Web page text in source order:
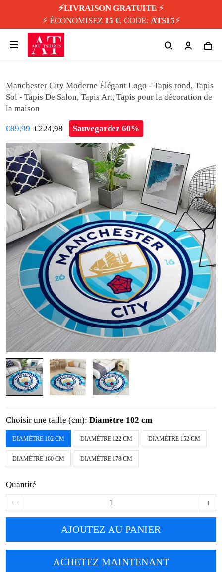
⚡️LIVRAISON GRATUITE⚡️
⚡️ ÉCONOMISEZ 15 €, CODE: ATS15⚡️
Manchester City Moderne Élégant Logo - Tapis rond, Tapis
Sol - Tapis De Salon, Tapis Art, Tapis pour la décoration de
la maison
€89,99 €224,98 Sauvegardez 60%
Choisir une taille (cm): Diamètre 102 cm
DIAMÈTRE 102 CM DIAMÈTRE 122 CM DIAMÈTRE 152 CM
DIAMÈTRE 160 CM DIAMÈTRE 178 CM
Quantité
AJOUTEZ AU PANIER
ACHETEZ MAINTENANT